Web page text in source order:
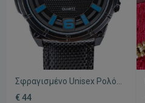
Σφραγισμένο Unisex Ρολόι
Χειρός Bormann Pro
€ 44